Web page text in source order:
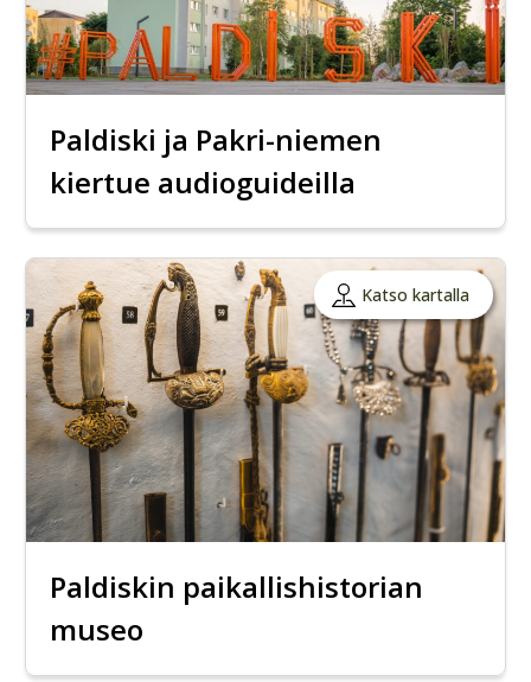
Paldiski ja Pakri-niemen
kiertue audioguideilla
Katso kartalla
Paldiskin paikallishistorian
museo